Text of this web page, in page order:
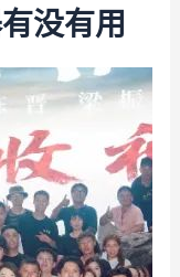
没有用